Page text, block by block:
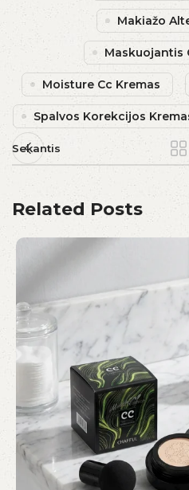
Makiažo
Maskuojantis
Moisture Cc Kremas
Spalvos Korekcijos
Sekantis
Related Posts